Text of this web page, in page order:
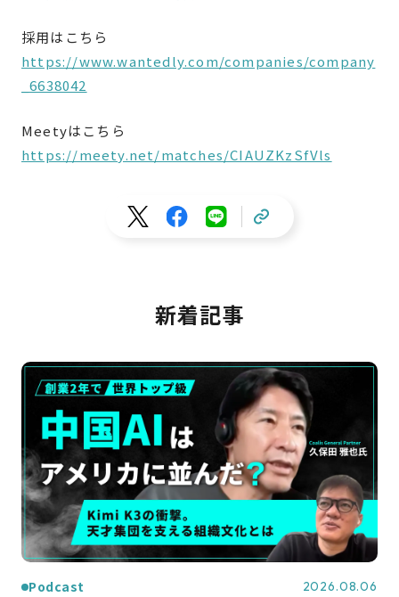
採用はこちら
https://www.wantedly.com/companies/company
_6638042
Meetyはこちら
https://meety.net/matches/CIAUZKzSfVls
新着記事
Podcast 2026.08.06